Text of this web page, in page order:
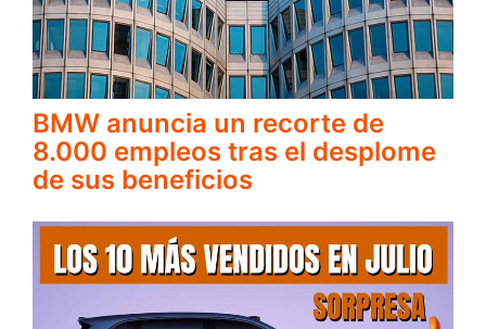
BMW anuncia un recorte de
8.000 empleos tras el desplome
de sus beneficios